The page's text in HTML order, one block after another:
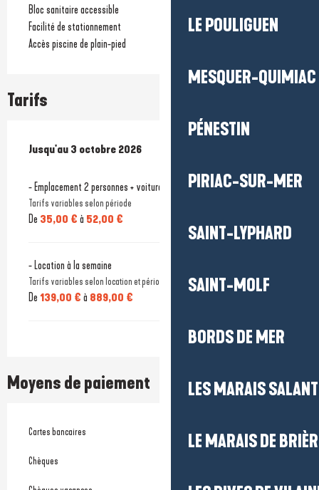
LE POULIGUEN
MESQUER-QUIMIAC
PÉNESTIN
PIRIAC-SUR-MER
SAINT-LYPHARD
SAINT-MOLF
BORDS DE MER
LES MARAIS
LE MARAIS DE
Bloc sanitaire accessible
Facilité de stationnement
Accès piscine de plain-pied
Tarifs
Du4 avril 2026au3 octobre 2026
Jusqu'au 3 octobre 2026
- Emplacement 2 personnes + voiture + électricité
Tarifs variables selon période
De 35,00 € à 52,00 €
- Location à la semaine
Tarifs variables selon location et périodes
De 139,00 € à 889,00 €
Moyens de paiement
Cartes bancaires
Chèques